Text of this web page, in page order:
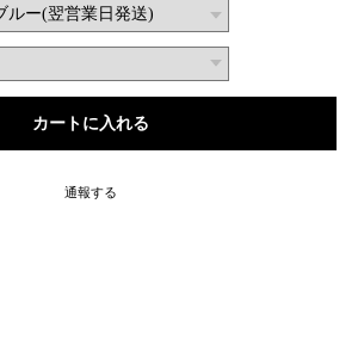
通報する